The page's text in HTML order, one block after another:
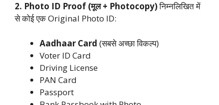
2. Photo ID Proof (मूल + Photocopy)निम्नलिखित में
से कोई एक Original Photo ID:
Aadhaar Card (सबसे अच्छा विकल्प)
Voter ID Card
Driving License
PAN Card
Passport